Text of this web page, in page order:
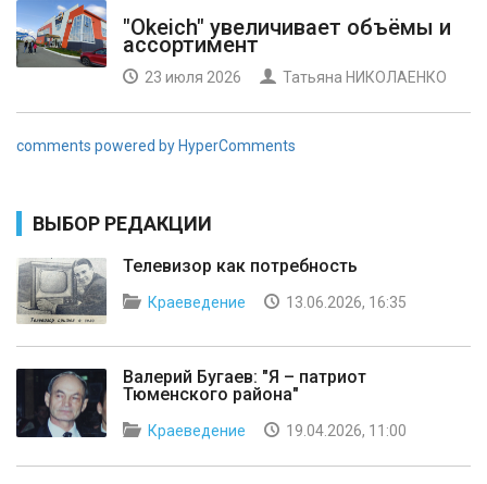
"Okeich" увеличивает объёмы и
ассортимент
23 июля 2026 Татьяна НИКОЛАЕНКО
comments powered by HyperComments
ВЫБОР РЕДАКЦИИ
Телевизор как потребность
Краеведение 13.06.2026, 16:35
Валерий Бугаев: "Я – патриот
Тюменского района"
Краеведение 19.04.2026, 11:00